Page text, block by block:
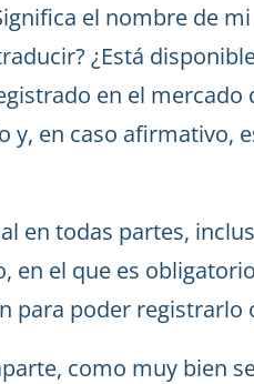
el nombre de
¿Está
en el mercado
y, en caso afirmativo,
en todas partes,
en el que es
para poder registrarlo
como muy bien